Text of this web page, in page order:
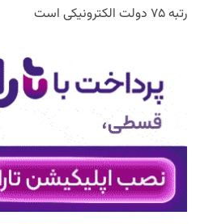
رتبه ۷۵ دولت الکترونیکی است